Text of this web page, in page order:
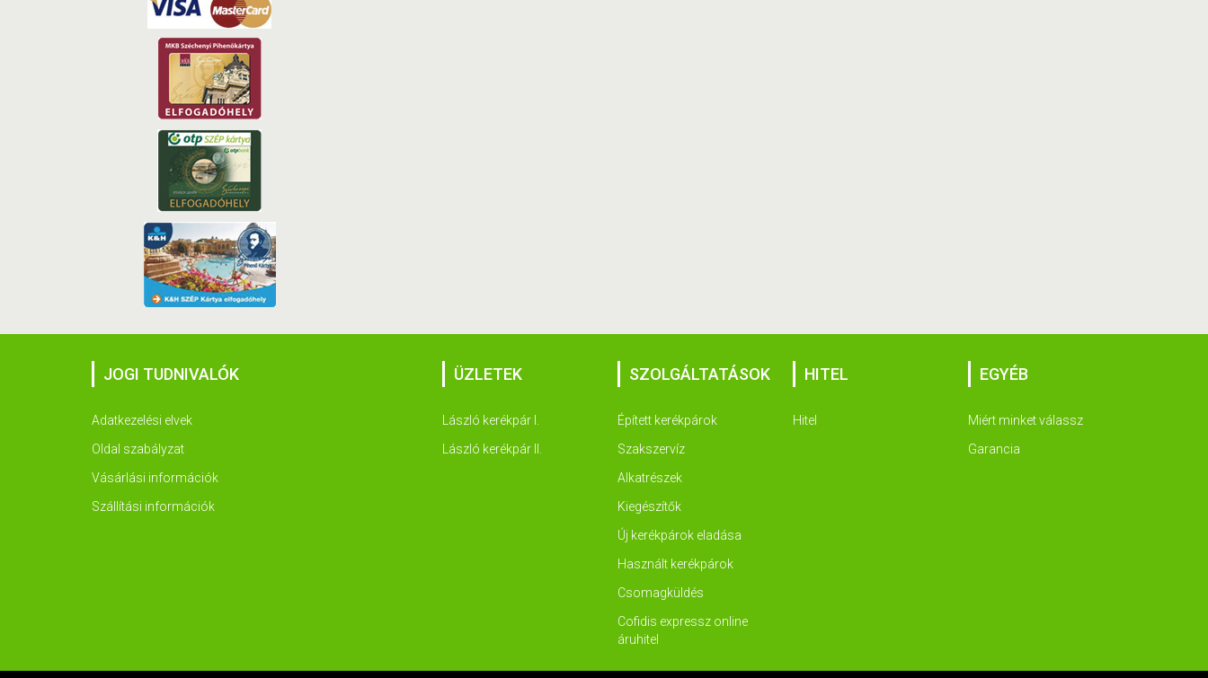
JOGI TUDNIVALÓK
Adatkezelési elvek
Oldal szabályzat
Vásárlási információk
Szállítási információk
ÜZLETEK
László kerékpár I.
László kerékpár II.
SZOLGÁLTATÁSOK
Épített kerékpárok
Szakszervíz
Alkatrészek
Kiegészítők
Új kerékpárok eladása
Használt kerékpárok
Csomagküldés
Cofidis expressz online
áruhitel
HITEL
Hitel
EGYÉB
Miért minket válassz
Garancia